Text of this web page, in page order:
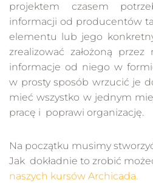
projektem czasem
informacji od producentów
elementu lub jego
zrealizować założoną
informacje od niego w
w prosty sposób wrzucić je
mieć wszystko w jednym
pracę i poprawi organizację.
Na początku musimy
Jak dokładnie to zrobić
naszych kursów Archicada.